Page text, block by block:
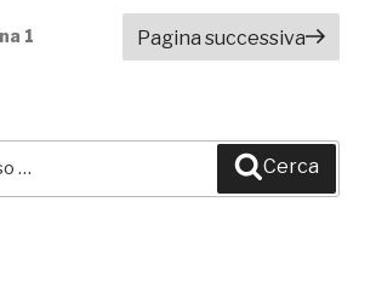
1 Pagina successiva
Cerca